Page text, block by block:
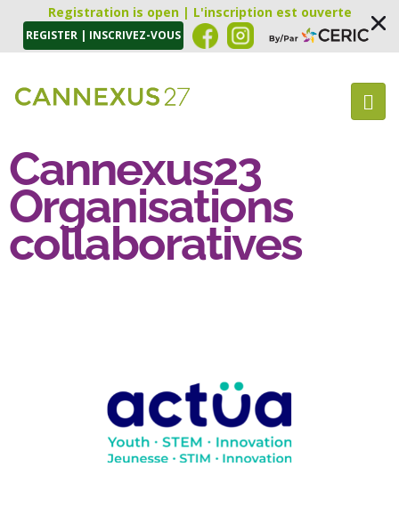
Registration is open | L'inscription est ouverte
REGISTER | INSCRIVEZ-VOUS
Cannexus23
Organisations
collaboratives